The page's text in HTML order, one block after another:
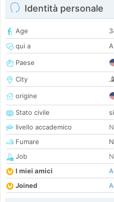
Identità personale
Age
qui a
Paese
City
origine
Stato civile
livello accademico
Fumare
Job
I miei amici
Joined